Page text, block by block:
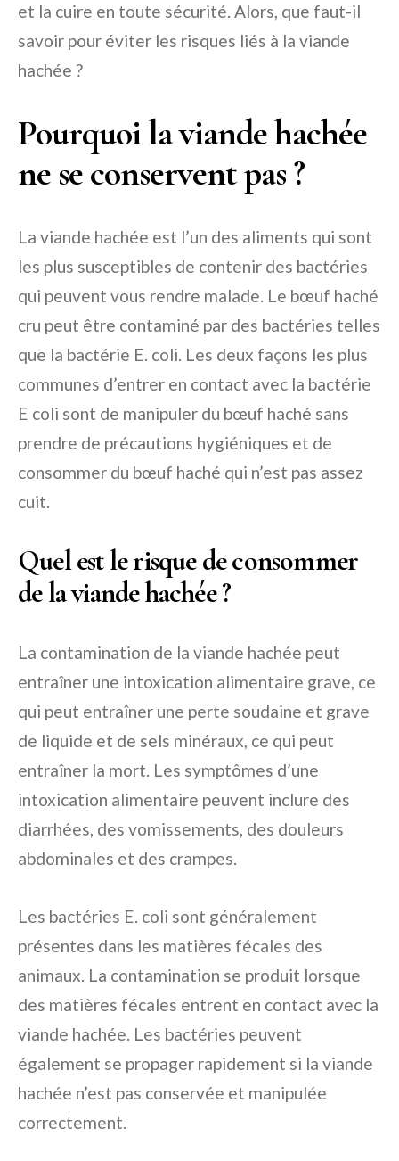
et la cuire en toute sécurité. Alors, que faut-il
savoir pour éviter les risques liés à la viande
hachée ?
Pourquoi la viande hachée
ne se conservent pas ?
La viande hachée est l’un des aliments qui sont
les plus susceptibles de contenir des bactéries
qui peuvent vous rendre malade. Le bœuf haché
cru peut être contaminé par des bactéries telles
que la bactérie E. coli. Les deux façons les plus
communes d’entrer en contact avec la bactérie
E coli sont de manipuler du bœuf haché sans
prendre de précautions hygiéniques et de
consommer du bœuf haché qui n’est pas assez
cuit.
Quel est le risque de consommer
de la viande hachée ?
La contamination de la viande hachée peut
entraîner une intoxication alimentaire grave, ce
qui peut entraîner une perte soudaine et grave
de liquide et de sels minéraux, ce qui peut
entraîner la mort. Les symptômes d’une
intoxication alimentaire peuvent inclure des
diarrhées, des vomissements, des douleurs
abdominales et des crampes.
Les bactéries E. coli sont généralement
présentes dans les matières fécales des
animaux. La contamination se produit lorsque
des matières fécales entrent en contact avec la
viande hachée. Les bactéries peuvent
également se propager rapidement si la viande
hachée n’est pas conservée et manipulée
correctement.